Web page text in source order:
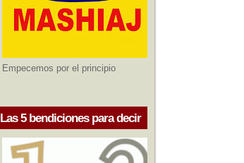
Empecemos por el principio
Las 5 bendiciones para decir